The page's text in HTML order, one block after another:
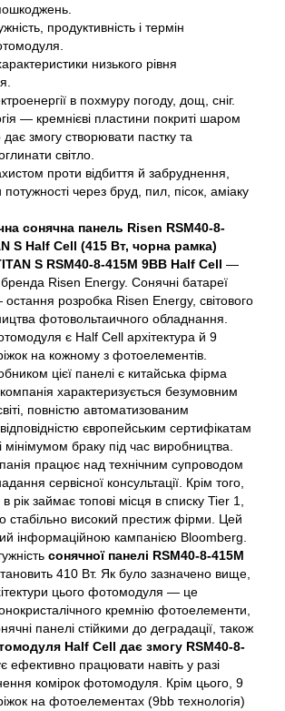
продуктивність і термін
низького рівня
в похмуру погоду, дощ, сніг.
— кремнієві пластини покриті шаром
дає змогу створювати пастку та
світло.
проти відбиття й забруднення,
через бруд, пил, пісок, аміаку
сонячна панель Risen RSM40-8-
S Half Cell (415 Вт, чорна рамка)
S RSM40-8-415M 9BB Half Cell —
бренда Risen Energy. Сонячні батареї
остання розробка Risen Energy, світового
фотовольтаичного обладнання.
є Half Cell архітектура й 9
на кожному з фотоелементів.
цієї панелі є китайська фірма
характеризується безумовним
повністю автоматизованим
європейським сертифікатам
мінімумом браку під час виробництва.
працює над технічним супроводом
сервісної консультації. Крім того,
рік займає топові місця в списку Tier 1,
стабільно високий престиж фірми. Цей
інформаційною кампанією Bloomberg.
сонячної панелі RSM40-8-415M
410 Вт. Як було зазначено вище,
цього фотомодуля — це
кремнію фотоелементи,
панелі стійкими до деградації, також
Half Cell дає змогу RSM40-8-
ефективно працювати навіть у разі
комірок фотомодуля. Крім цього, 9
на фотоелементах (9bb технологія)